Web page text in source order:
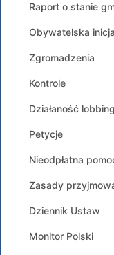
Raport o stanie
Obywatelska
Zgromadzenia
Kontrole
Działaność
Petycje
Nieodpłatna
Zasady
Dziennik Ustaw
Monitor Polski